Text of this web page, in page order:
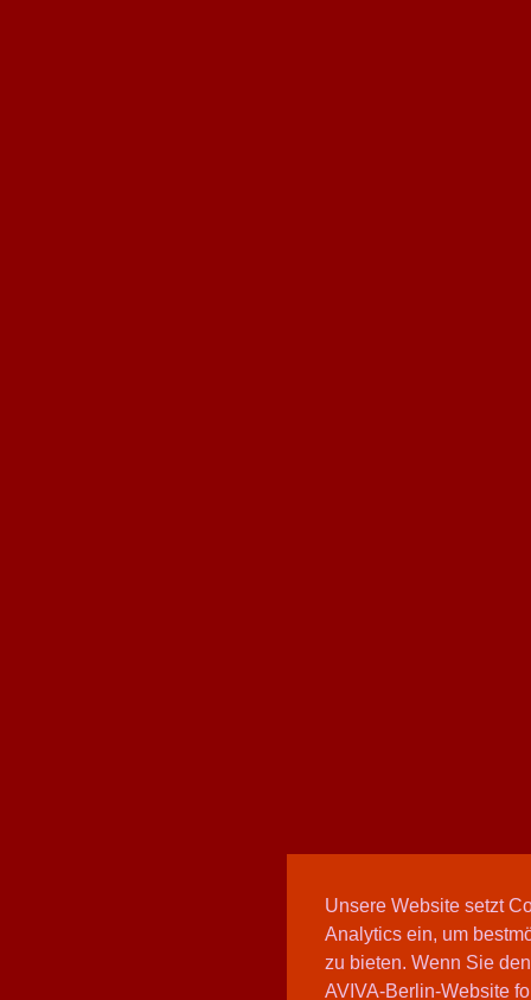
Unsere Website setzt
Analytics ein, um
zu bieten. Wenn Sie
AVIVA-Berlin-Website